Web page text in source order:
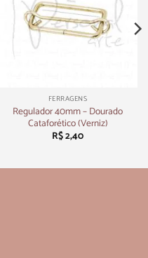
FERRAGENS
Regulador 40mm – Dourado
Cataforético (Verniz)
R$2,40